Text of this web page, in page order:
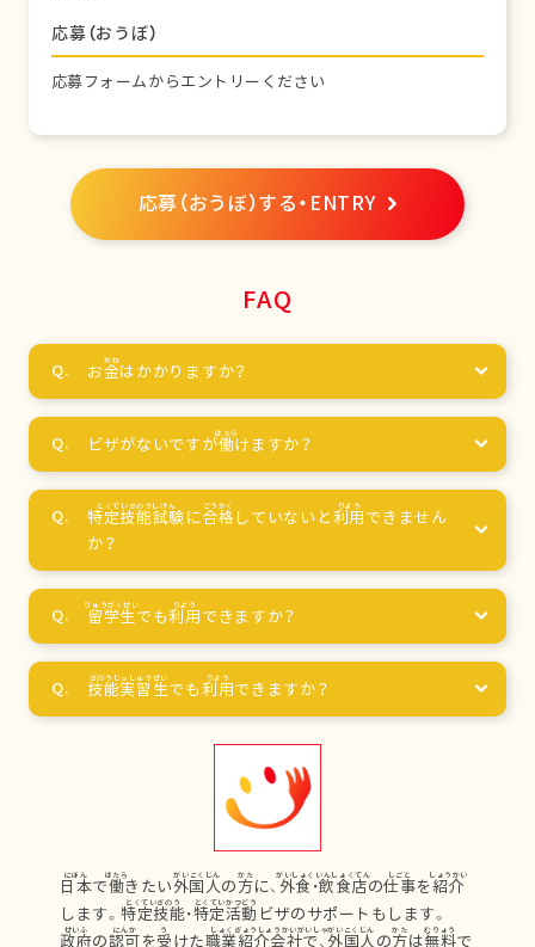
応募（おうぼ）
応募フォームからエントリーください
応募（おうぼ）する・ENTRY
FAQ
お金はかかりますか？
ビザがないですが働けますか？
特定技能試験に合格 していないと利用 できません
か？
留学生でも利用 できますか？
技能実習生でも利用できますか？
日本で働きたい外国人の方に、 外食 ・飲食店の仕事を紹介
します。特定技能・特定活動 ビザのサポートもします。
政府の認可を受けた職業紹介会社で、 外国人の方は無料で